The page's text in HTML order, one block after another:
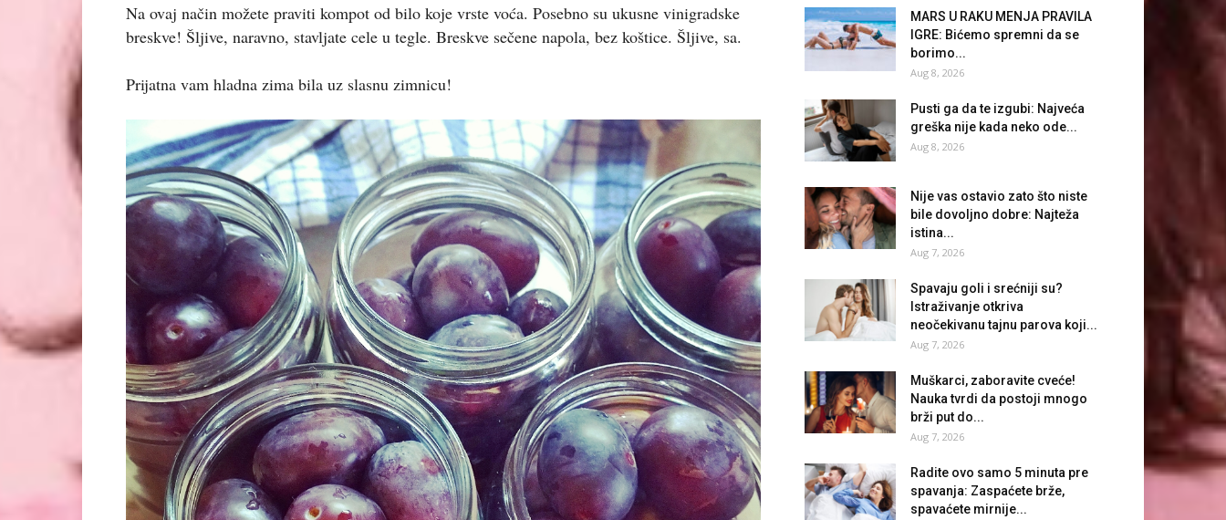
Na ovaj način možete praviti kompot od bilo koje vrste voća. Posebno su ukusne vinigradske
breskve! Šljive, naravno, stavljate cele u tegle. Breskve sečene napola, bez koštice. Šljive, sa.
Prijatna vam hladna zima bila uz slasnu zimnicu!
MARS U RAKU MENJA PRAVILA
IGRE: Bićemo spremni da se
borimo...
Aug 8, 2026
Pusti ga da te izgubi: Najveća
greška nije kada neko ode...
Aug 8, 2026
Nije vas ostavio zato što niste
bile dovoljno dobre: Najteža
istina...
Aug 7, 2026
Spavaju goli i srećniji su?
Istraživanje otkriva
neočekivanu tajnu parova koji...
Aug 7, 2026
Muškarci, zaboravite cveće!
Nauka tvrdi da postoji mnogo
brži put do...
Aug 7, 2026
Radite ovo samo 5 minuta pre
spavanja: Zaspaćete brže,
spavaćete mirnije...